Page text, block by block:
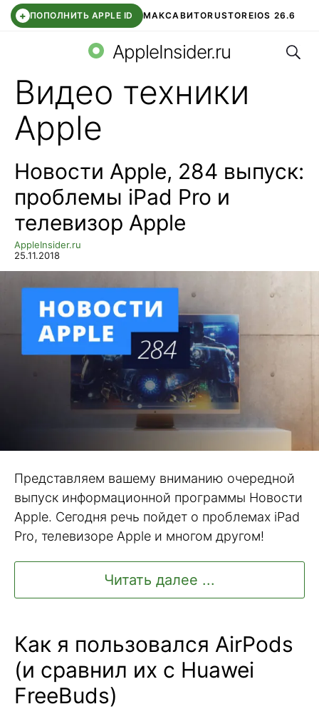
+ ПОПОЛНИТЬ APPLE ID МАКСАВИТОRUSTOREIOS 26.6
СБЕР КИДС ВТБ ОНЛАЙН ЧАТ В ROBLOX
AppleInsider.ru
Видео техники
Apple
Новости Apple, 284 выпуск:
проблемы iPad Pro и
телевизор Apple
AppleInsider.ru
25.11.2018
Представляем вашему вниманию очередной
выпуск информационной программы Новости
Apple. Сегодня речь пойдет о проблемах iPad
Pro, телевизоре Apple и многом другом!
Читать далее ...
Как я пользовался AirPods
(и сравнил их с Huawei
FreeBuds)